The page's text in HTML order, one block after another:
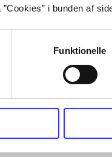
i bunden af
Funktionelle